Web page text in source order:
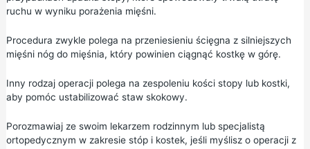
ruchu w wyniku porażenia mięśni.
Procedura zwykle polega na przeniesieniu ścięgna z silniejszych
mięśni nóg do mięśnia, który powinien ciągnąć kostkę w górę.
Inny rodzaj operacji polega na zespoleniu kości stopy lub kostki,
aby pomóc ustabilizować staw skokowy.
Porozmawiaj ze swoim lekarzem rodzinnym lub specjalistą
ortopedycznym w zakresie stóp i kostek, jeśli myślisz o operacji z